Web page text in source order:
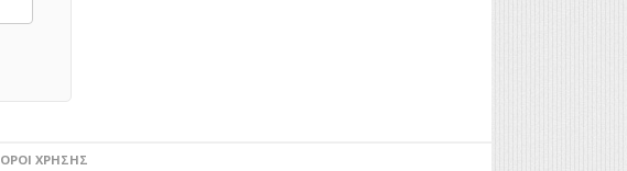
ΌΡΟΙ ΧΡΉΣΗΣ